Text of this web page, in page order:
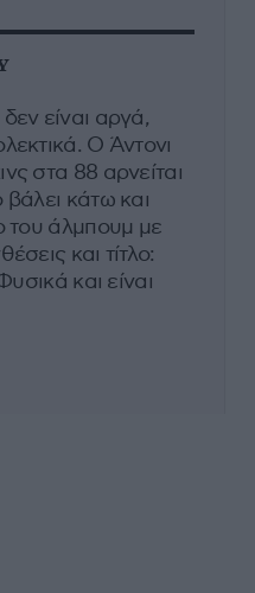
είναι αργά,
Ο Άντονι
στα 88 αρνείται
βάλει κάτω και
του άλμπουμ με
και τίτλο:
και είναι